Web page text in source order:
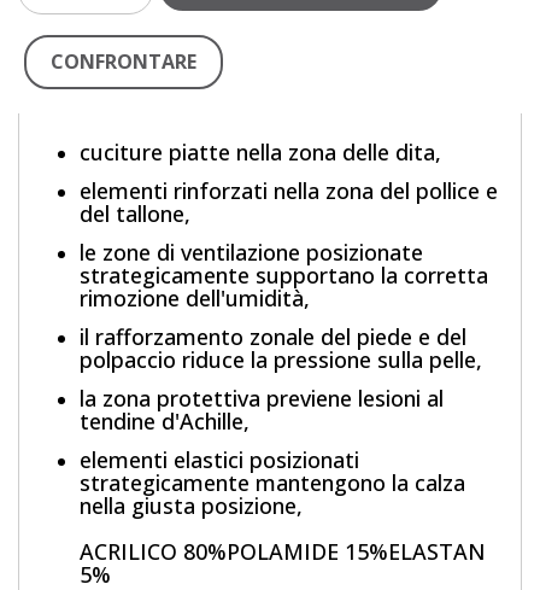
CONFRONTARE
cuciture piatte nella zona delle dita,
elementi rinforzati nella zona del pollice e
del tallone,
le zone di ventilazione posizionate
strategicamente supportano la corretta
rimozione dell'umidità,
il rafforzamento zonale del piede e del
polpaccio riduce la pressione sulla pelle,
la zona protettiva previene lesioni al
tendine d'Achille,
elementi elastici posizionati
strategicamente mantengono la calza
nella giusta posizione,
ACRILICO 80%POLAMIDE 15%ELASTAN
5%